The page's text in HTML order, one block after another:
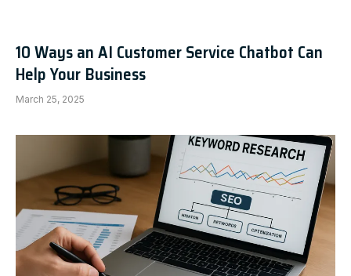
10 Ways an AI Customer Service Chatbot Can
Help Your Business
March 25, 2025